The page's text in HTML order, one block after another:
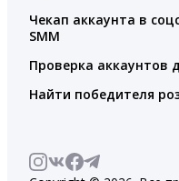
Чекап аккаунта в
SMM
Проверка аккаунтов
Найти победителя